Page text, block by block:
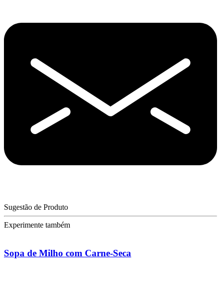
Sugestão de Produto
Experimente também
Sopa de Milho com Carne-Seca